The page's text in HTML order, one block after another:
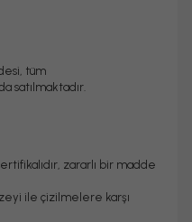
tüm
satılmaktadır.
zararlı bir madde
ile çizilmelere karşı